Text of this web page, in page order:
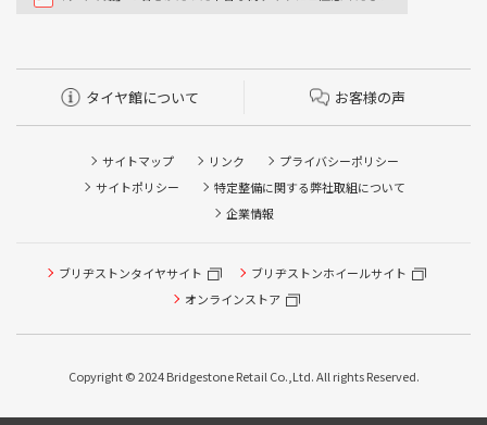
タイヤ館について お客様の声
サイトマップ リンク
プライバシーポリシー
サイトポリシー
特定整備に関する弊社取組について
企業情報
ブリヂストンタイヤサイト
ブリヂストンホイールサイト
オンラインストア
Copyright © 2024 Bridgestone Retail Co.,Ltd. All rights Reserved.
タイヤ点検・安全点検/タイヤ履き替え/オイル交換/その他
ピット作業の予約
本日のタイヤ履き替え順番待ち予約 ※クローク契約会員の